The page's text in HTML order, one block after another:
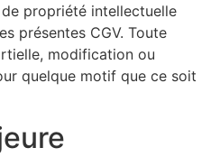
propriété intellectuelle
présentes CGV. Toute
modification ou
quelque motif que ce soit